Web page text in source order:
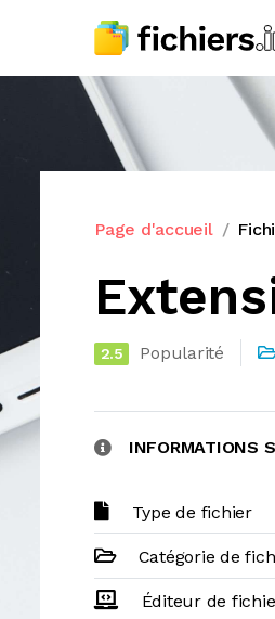
Page d'accueil
2.5 Popularité
INFORMATIONS
Type de fichier
Catégorie de
Éditeur de